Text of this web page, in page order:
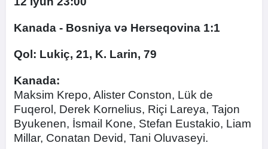
Kanada - Bosniya və Herseqovina 1:1
Qol: Lukiç, 21, K. Larin, 79
Kanada:
Maksim Krepo, Alister Conston, Lük de
Fuqerol, Derek Kornelius, Riçi Lareya, Tajon
Byukenen, İsmail Kone, Stefan Eustakio, Liam
Millar, Conatan Devid, Tani Oluvaseyi.